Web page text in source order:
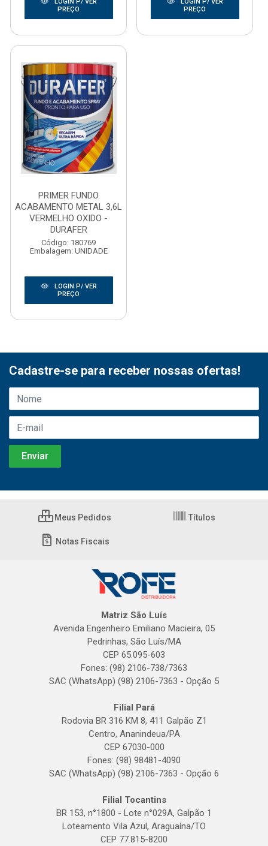
PREÇO
PREÇO
PRIMER FUNDO
ACABAMENTO METAL 3,6L
VERMELHO OXIDO -
DURAFER
Código: 180769
Embalagem: UNIDADE
LOGIN P/ VER
PREÇO
Cadastre-se para receber nossas ofertas!
Meus Pedidos Títulos
Notas Fiscais
Matriz São Luís
Avenida Engenheiro Emiliano Macieira, 05
Pedrinhas, São Luís/MA
CEP 65.095-603
Fones: (98) 2106-738/7363
SAC (WhatsApp) (98) 2106-7363 - Opção 5
Filial Pará
Rodovia BR 316 KM 8, 411 Galpão Z1
Centro, Ananindeua/PA
CEP 67030-000
Fones: (98) 98481-4090
SAC (WhatsApp) (98) 2106-7363 - Opção 6
Filial Tocantins
BR 153, n°1800 - Lote n°029A, Galpão 1
Loteamento Vila Azul, Araguaína/TO
CEP 77.815-8200